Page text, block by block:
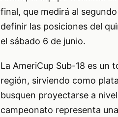
final, que medirá al
definir las posiciones del
el sábado 6 de junio.
La AmeriCup Sub-18 es un
región, sirviendo como
busquen proyectarse a
campeonato representa